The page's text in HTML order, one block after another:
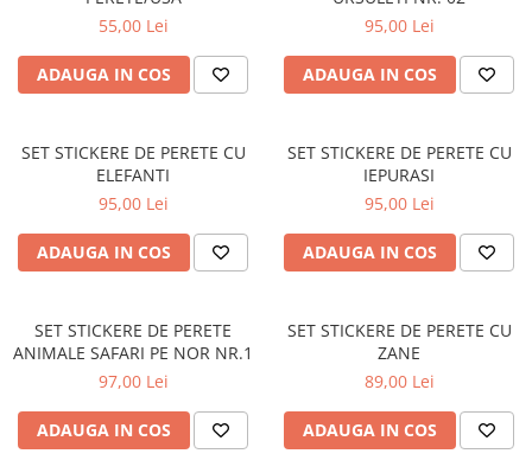
LOW STICKERS
PAUL WALKER STICKER
PENTRU FETE
SETURI STICKERE
STICKERE CRĂCIUN
STICKERE CU ANIMALE
STICKERE GEAM MIC
STICKERE JDM
55,00 Lei
ADAUGA IN COS
95,00 Lei
ADAUGA IN COS
SET STICKERE DE PERETE CU
ELEFANTI
95,00 Lei
ADAUGA IN COS
SET STICKERE DE PERETE CU
IEPURASI
95,00 Lei
ADAUGA IN COS
SET STICKERE DE PERETE
ANIMALE SAFARI PE NOR NR.1
97,00 Lei
ADAUGA IN COS
SET STICKERE DE PERETE CU
ZANE
89,00 Lei
ADAUGA IN COS